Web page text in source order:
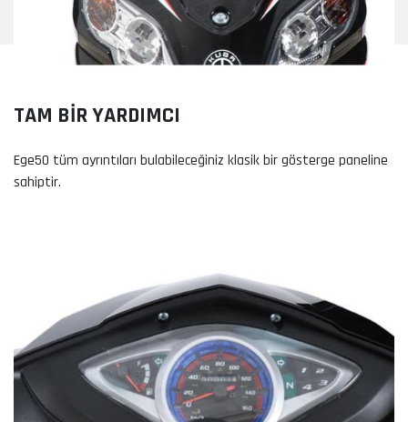
TAM BİR YARDIMCI
Ege50 tüm ayrıntıları bulabileceğiniz klasik bir gösterge paneline
sahiptir.